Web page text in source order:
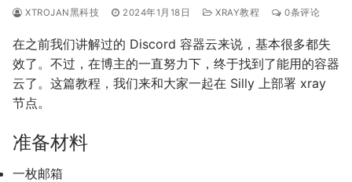
XTROJAN黑科技 2024年1月18日 XRAY教程 0条评论
在之前我们讲解过的 Discord 容器云来说，基本很多都失
效了。不过，在博主的一直努力下，终于找到了能用的容器
云了。这篇教程，我们来和大家一起在 Silly 上部署 xray
节点。
准备材料
一枚邮箱